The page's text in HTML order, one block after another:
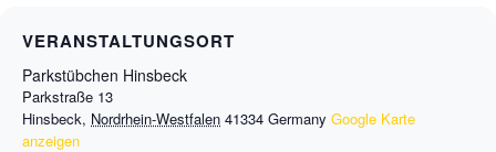
VERANSTALTUNGSORT
Parkstübchen Hinsbeck
Parkstraße 13
Hinsbeck, Nordrhein-Westfalen 41334 Germany Google Karte
anzeigen